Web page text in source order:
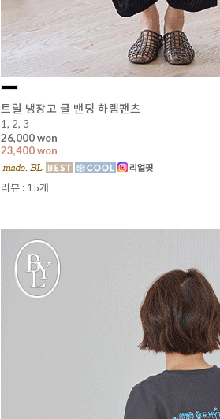
트릴 냉장고 쿨 밴딩 하렘팬츠
1, 2, 3
26,000 won
23,400 won
리뷰 : 15개